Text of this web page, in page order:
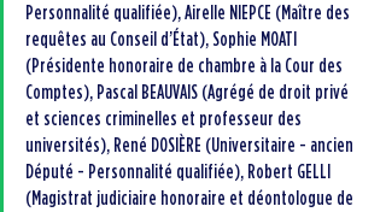
Personnalité qualifiée), Airelle NIEPCE (Maître des
requêtes au Conseil d’État), Sophie MOATI
(Présidente honoraire de chambre à la Cour des
Comptes), Pascal BEAUVAIS (Agrégé de droit privé
et sciences criminelles et professeur des
universités), René DOSIÈRE (Universitaire - ancien
Député - Personnalité qualifiée), Robert GELLI
(Magistrat judiciaire honoraire et déontologue de